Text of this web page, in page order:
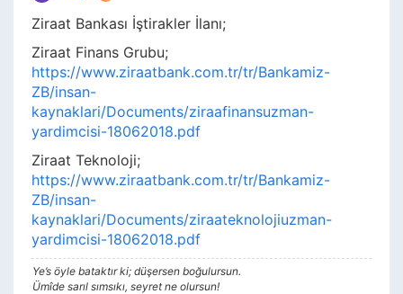
Ziraat Bankası İştirakler İlanı;
Ziraat Finans Grubu;
https://www.ziraatbank.com.tr/tr/Bankamiz-
ZB/insan-
kaynaklari/Documents/ziraafinansuzman-
yardimcisi-18062018.pdf
Ziraat Teknoloji;
https://www.ziraatbank.com.tr/tr/Bankamiz-
ZB/insan-
kaynaklari/Documents/ziraateknolojiuzman-
yardimcisi-18062018.pdf
Ye’s öyle bataktır ki; düşersen boğulursun.
Ümîde sarıl sımsıkı, seyret ne olursun!